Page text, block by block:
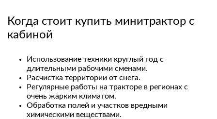
Когда стоит купить минитрактор с
кабиной
Использование техники круглый год с
длительными рабочими сменами.
Расчистка территории от снега.
Регулярные работы на тракторе в регионах с
очень жарким климатом.
Обработка полей и участков вредными
химическими веществами.